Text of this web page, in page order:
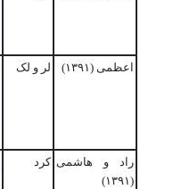
اعظمی (۱۳۹۱) لر و لک
راد و هاشمی
(۱۳۹۱)
کرد